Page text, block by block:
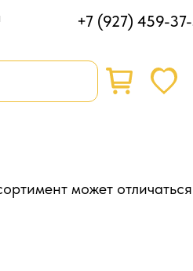
+7 (927) 459-
может